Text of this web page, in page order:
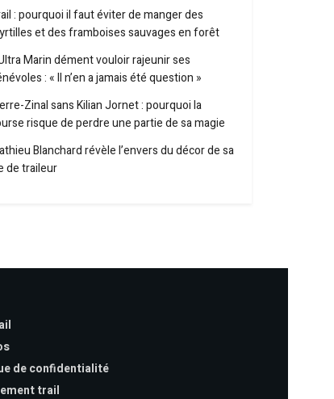
: pourquoi il faut éviter de manger des
et des framboises sauvages en forêt
Marin dément vouloir rajeunir ses
: « Il n’en a jamais été question »
Zinal sans Kilian Jornet : pourquoi la
risque de perdre une partie de sa magie
Blanchard révèle l’envers du décor de sa
de traileur
de confidentialité
trail